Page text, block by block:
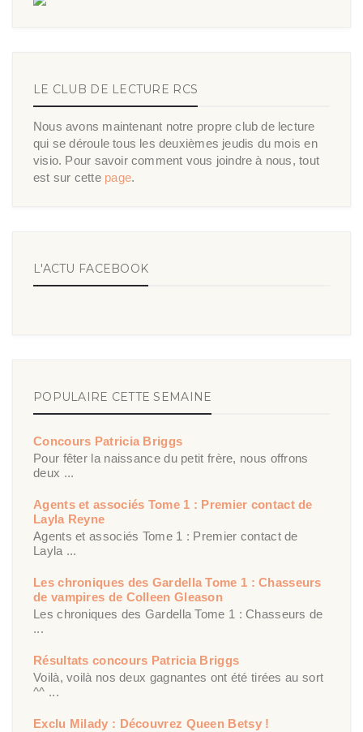
LE CLUB DE LECTURE RCS
Nous avons maintenant notre propre club de lecture
qui se déroule tous les deuxièmes jeudis du mois en
visio. Pour savoir comment vous joindre à nous, tout
est sur cette page.
L'ACTU FACEBOOK
POPULAIRE CETTE SEMAINE
Concours Patricia Briggs
Pour fêter la naissance du petit frère, nous offrons
deux ...
Agents et associés Tome 1 : Premier contact de
Layla Reyne
Agents et associés Tome 1 : Premier contact de
Layla ...
Les chroniques des Gardella Tome 1 : Chasseurs
de vampires de Colleen Gleason
Les chroniques des Gardella Tome 1 : Chasseurs de
...
Résultats concours Patricia Briggs
Voilà, voilà nos deux gagnantes ont été tirées au sort
^^ ...
Exclu Milady : Découvrez Queen Betsy !